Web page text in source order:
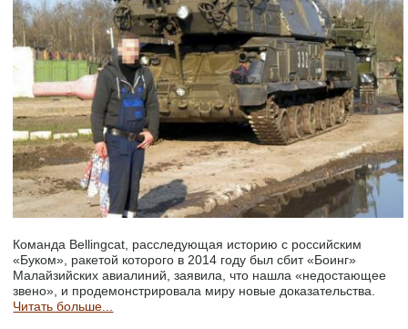
Команда Bellingcat, расследующая историю с российским
«Буком», ракетой которого в 2014 году был сбит «Боинг»
Малайзийских авиалиний, заявила, что нашла «недостающее
звено», и продемонстрировала миру новые доказательства.
Читать больше...